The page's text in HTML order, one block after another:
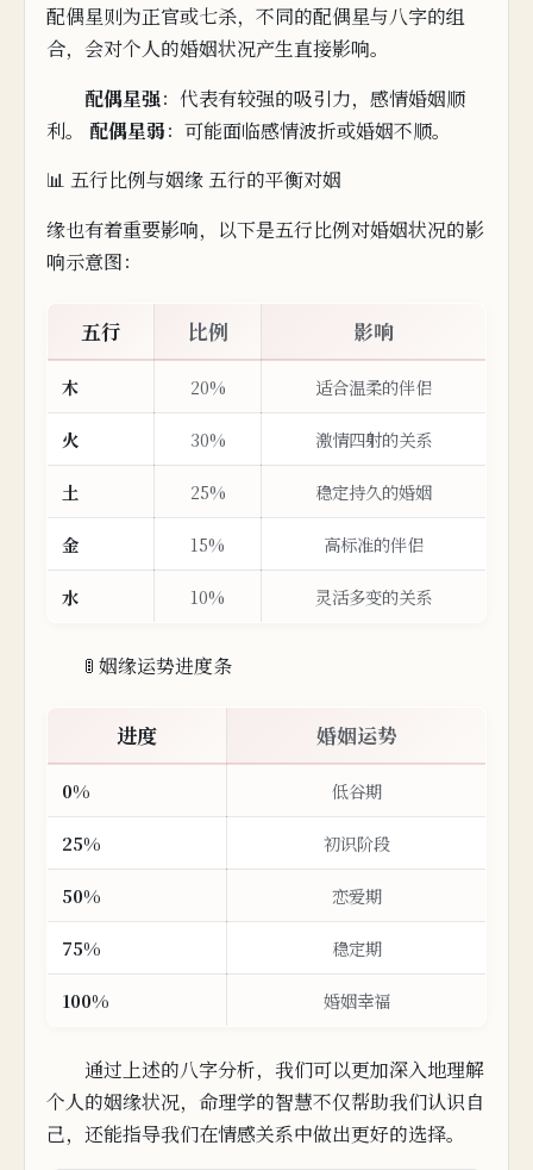
配偶星则为正官或七杀， 不同的配偶星与八字的组
合，会对个人的婚姻状况产生直接影响。
配偶星强：代表有较强的吸引力，感情婚姻顺
利。
配偶星弱：可能面临感情波折或婚姻不顺。
📊 五行比例与姻缘 五行的平衡对姻
缘也有着重要影响，以下是五行比例对婚姻状况的影
响示意图：
五行 比例 影响
木 20% 适合温柔的伴侣
火 30% 激情四射的关系
土 25% 稳定持久的婚姻
金 15% 高标准的伴侣
水 10% 灵活多变的关系
🚦 姻缘运势进度条
进度 婚姻运势
0% 低谷期
25% 初识阶段
50% 恋爱期
75% 稳定期
100% 婚姻幸福
通过上述的八字分析，我们可以更加深入地理解
个人的姻缘状况，命理学的智慧不仅帮助我们认识自
己，还能指导我们在情感关系中做出更好的选择。